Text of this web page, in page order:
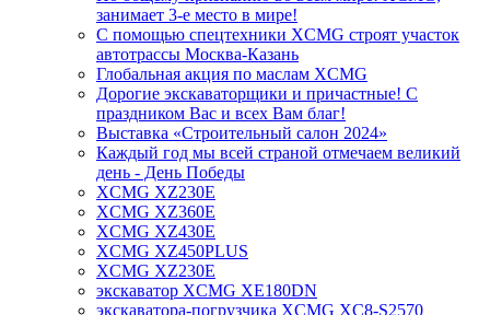
занимает 3-е место в мире!
С помощью спецтехники XCMG строят участок
автотрассы Москва-Казань
Глобальная акция по маслам XCMG
Дорогие экскаваторщики и причастные! С
праздником Вас и всех Вам благ!
Выставка «Строительный салон 2024»
Каждый год мы всей страной отмечаем великий
день - День Победы
XCMG XZ230E
XCMG XZ360E
XCMG XZ430E
XCMG XZ450PLUS
XCMG XZ230E
экскаватор XCMG XE180DN
экскаватора-погрузчика XCMG XC8-S2570